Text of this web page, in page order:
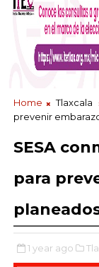
Home Tlaxcala
prevenir
SESA
para
1 year ago